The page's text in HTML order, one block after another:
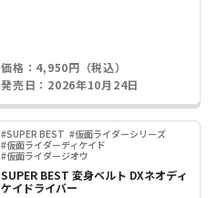
価格：4,950円（税込）
発売日：2026年10月24日
#SUPER BEST #仮面ライダーシリーズ
#仮面ライダーディケイド
#仮面ライダージオウ
SUPER BEST 変身ベルト DXネオディ
ケイドライバー